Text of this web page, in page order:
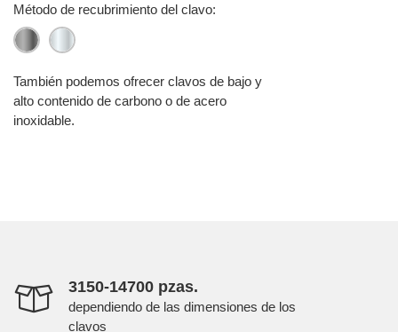
Método de recubrimiento del clavo:
También podemos ofrecer clavos de bajo y
alto contenido de carbono o de acero
inoxidable.
3150-14700 pzas.
dependiendo de las dimensiones de los
clavos